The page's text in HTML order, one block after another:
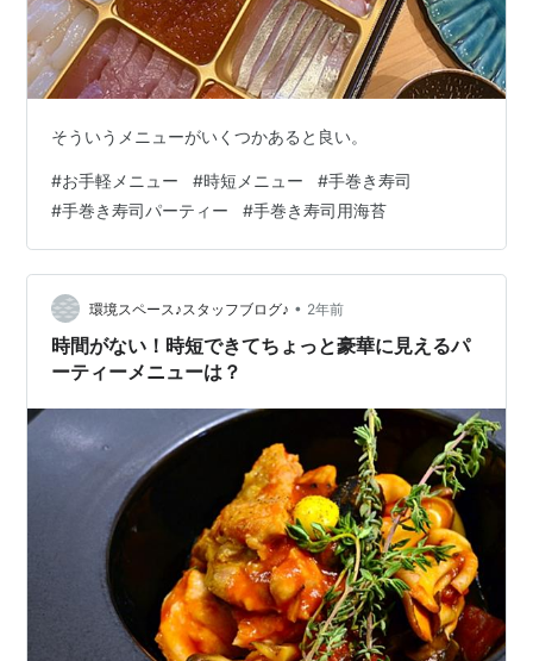
そういうメニューがいくつかあると良い。
#お手軽メニュー #時短メニュー #手巻き寿司
#手巻き寿司パーティー #手巻き寿司用海苔
環境スペース♪スタッフブログ♪ • 2年前
時間がない！時短できてちょっと豪華に見えるパ
ーティーメニューは？